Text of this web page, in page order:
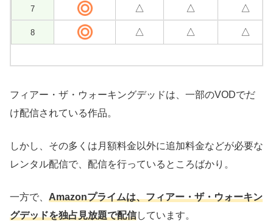
7 △ △ △
8 △ △ △
フィアー・ザ・ウォーキングデッドは、一部のVODでだ
け配信されている作品。
しかし、その多くは月額料金以外に追加料金などが必要な
レンタル配信で、配信を行っているところばかり。
一方で、 Amazonプライムは、フィアー・ザ・ウォーキン
グデッドを独占見放題で配信しています。